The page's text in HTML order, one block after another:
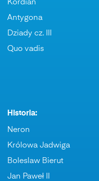
Kordian
Antygona
Dziady cz. III
Quo vadis
Historia:
Neron
Królowa Jadwiga
Boleslaw Bierut
Jan Paweł II